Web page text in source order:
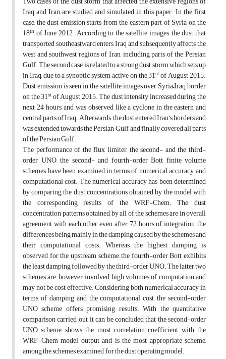
Iraq and Iran are studied and simulated in this paper. In the first
case, the dust emission starts from the eastern part of Syria on the
18th of June 2012. According to the satellite images, the dust that
transported southeastward enters Iraq and subsequently affects the
west and southwest regions of Iran, including parts of the Persian
Gulf. The second case is related to a strong dust storm which sets up
in Iraq, due to a synoptic system active on the 31stof August 2015.
Dust emission is seen in the satellite images over Syria–Iraq border
on the 31stof August 2015. The dust intensity increased during the
next 24 hours, and was observed like a cyclone in the eastern and
central parts of Iraq. Afterwards, the dust entered Iran’s borders and
was extended towards the Persian Gulf, and finally covered all parts
of the Persian Gulf.
The performance of the flux limiter, the second- and the third-
order UNO, the second- and fourth-order Bott finite volume
schemes have been examined in terms of numerical accuracy and
computational cost. The numerical accuracy has been determined
by comparing the dust concentrations obtained by the model with
the corresponding results of the WRF-Chem. The dust
concentration patterns obtained by all of the schemes are in overall
agreement with each other even after 72 hours of integration, the
differences being mainly in the damping caused by the schemes and
their computational costs. Whereas the highest damping is
observed for the upstream scheme, the fourth-order Bott exhibits
the least damping followed by the third-order UNO. The latter two
schemes are, however, involved high volumes of computation and
may not be cost effective. Considering both numerical accuracy in
terms of damping and the computational cost, the second-order
UNO scheme offers promising results. With the quantitative
comparison carried out, it can be concluded that the second-order
UNO scheme shows the most correlation coefficient with the
WRF-Chem model output and is the most appropriate scheme,
among the schemes examined, for the dust operating model.